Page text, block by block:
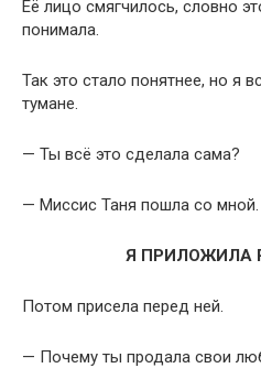
Её лицо смягчилось, словно
понимала.
Так это стало понятнее, но я
тумане.
— Ты всё это сделала сама?
— Миссис Таня пошла со мной.
Я ПРИЛОЖИЛА
Потом присела перед ней.
— Почему ты продала свои